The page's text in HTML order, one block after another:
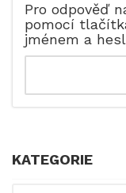
Pro odpověď
pomocí
jménem a
KATEGORIE